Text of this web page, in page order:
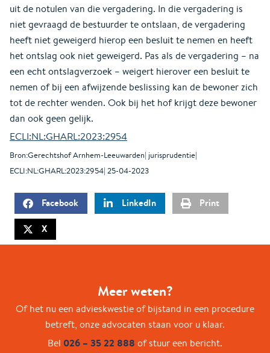
uit de notulen van die vergadering. In die vergadering is
niet gevraagd de bestuurder te ontslaan, de vergadering
heeft niet geweigerd hierop een besluit te nemen en heeft
het ontslag ook niet geweigerd. Pas als de vergadering – na
een echt ontslagverzoek – weigert hierover een besluit te
nemen of bij een afwijzende beslissing kan de bewoner zich
tot de rechter wenden. Ook bij het hof krijgt deze bewoner
dan ook geen gelijk.
ECLI:NL:GHARL:2023:2954
Bron:Gerechtshof Arnhem-Leeuwarden| jurisprudentie|
ECLI:NL:GHARL:2023:2954| 25-04-2023
Facebook LinkedIn Print
X
Meer weten?
Of het nu een advieskwestie of bijstand in een procedure
betreft, onze advocaten staan voor u klaar.
Bel 026 – 35 22 888 of stuur een bericht.